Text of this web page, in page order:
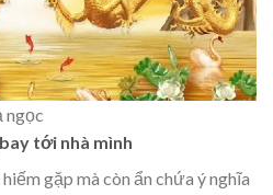
ngọc
tới nhà mình
gặp mà còn ẩn chứa ý nghĩa